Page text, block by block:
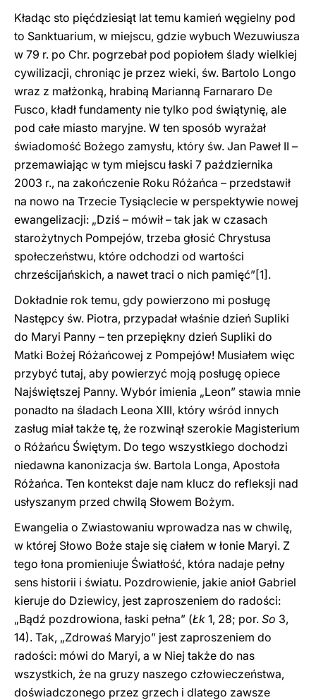
Kładąc sto pięćdziesiąt lat temu kamień węgielny pod
to Sanktuarium, w miejscu, gdzie wybuch Wezuwiusza
w 79 r. po Chr. pogrzebał pod popiołem ślady wielkiej
cywilizacji, chroniąc je przez wieki, św. Bartolo Longo
wraz z małżonką, hrabiną Marianną Farnararo De
Fusco, kładł fundamenty nie tylko pod świątynię, ale
pod całe miasto maryjne. W ten sposób wyrażał
świadomość Bożego zamysłu, który św. Jan Paweł II –
przemawiając w tym miejscu łaski 7 października
2003 r., na zakończenie Roku Różańca – przedstawił
na nowo na Trzecie Tysiąclecie w perspektywie nowej
ewangelizacji: „Dziś – mówił – tak jak w czasach
starożytnych Pompejów, trzeba głosić Chrystusa
społeczeństwu, które odchodzi od wartości
chrześcijańskich, a nawet traci o nich pamięć”[1].
Dokładnie rok temu, gdy powierzono mi posługę
Następcy św. Piotra, przypadał właśnie dzień Supliki
do Maryi Panny – ten przepiękny dzień Supliki do
Matki Bożej Różańcowej z Pompejów! Musiałem więc
przybyć tutaj, aby powierzyć moją posługę opiece
Najświętszej Panny. Wybór imienia „Leon” stawia mnie
ponadto na śladach Leona XIII, który wśród innych
zasług miał także tę, że rozwinął szerokie Magisterium
o Różańcu Świętym. Do tego wszystkiego dochodzi
niedawna kanonizacja św. Bartola Longa, Apostoła
Różańca. Ten kontekst daje nam klucz do refleksji nad
usłyszanym przed chwilą Słowem Bożym.
Ewangelia o Zwiastowaniu wprowadza nas w chwilę,
w której Słowo Boże staje się ciałem w łonie Maryi. Z
tego łona promieniuje Światłość, która nadaje pełny
sens historii i światu. Pozdrowienie, jakie anioł Gabriel
kieruje do Dziewicy, jest zaproszeniem do radości:
„Bądź pozdrowiona, łaski pełna” (Łk 1, 28; por. So 3,
14). Tak, „Zdrowaś Maryjo” jest zaproszeniem do
radości: mówi do Maryi, a w Niej także do nas
wszystkich, że na gruzy naszego człowieczeństwa,
doświadczonego przez grzech i dlatego zawsze